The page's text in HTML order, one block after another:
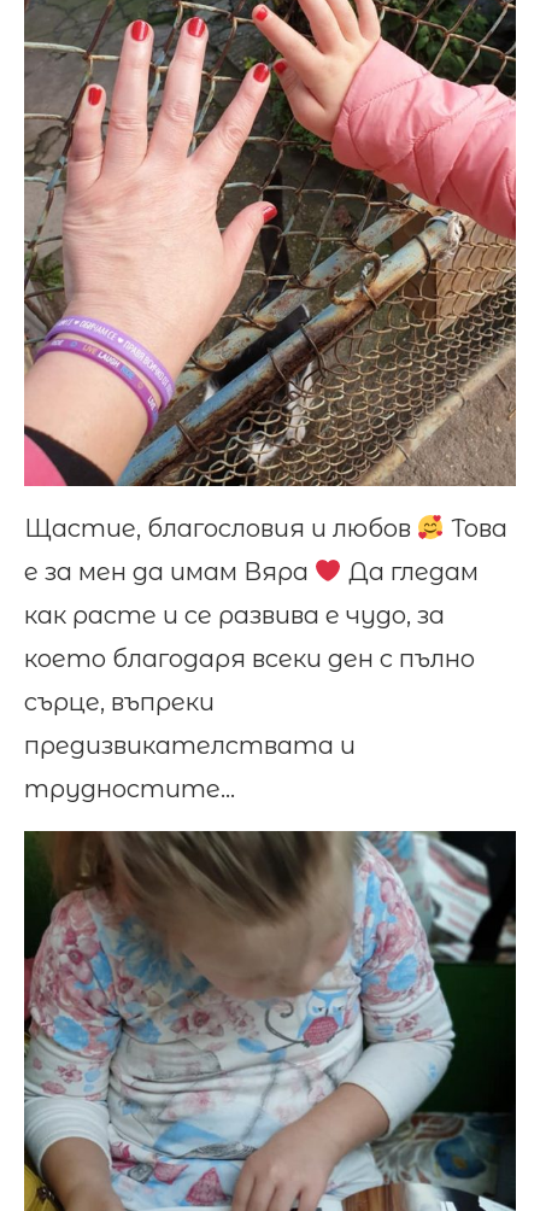
Щастие, благословия и любов
Това
е за мен да имам Вяра
Да гледам
как расте и се развива е чудо, за
което благодаря всеки ден с пълно
сърце, въпреки
предизвикателствата и
трудностите…